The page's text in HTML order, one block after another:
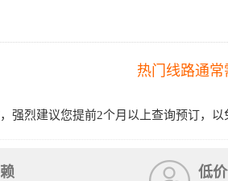
热门线路通
强烈建议您提前2个月以上查询预订，
低